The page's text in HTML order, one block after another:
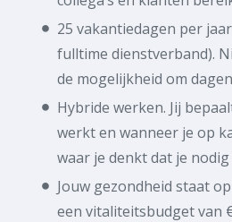
25 vakantiedagen per
fulltime dienstverband).
de mogelijkheid om
Hybride werken. Jij
werkt en wanneer je op
waar je denkt dat je
Jouw gezondheid staat
een vitaliteitsbudget van